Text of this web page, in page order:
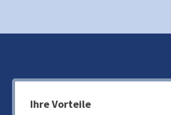
Ihre Vorteile